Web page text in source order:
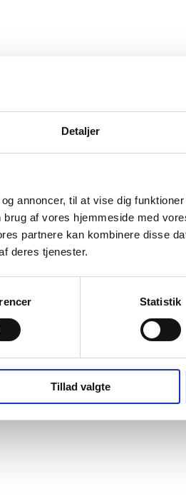
Detaljer
annoncer, til at vise dig
af vores hjemmeside med
partnere kan kombinere disse
deres tjenester.
Statistik
Tillad valgte